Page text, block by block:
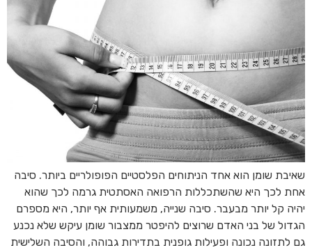
שאיבת שומן הוא אחד הניתוחים הפלסטיים הפופולריים ביותר. סיבה
אחת לכך היא שהשתכללות הרפואה האסתטית גרמה לכך שהוא
יהיה קל יותר מבעבר. סיבה שנייה, משמעותית אף יותר, היא מספרם
הגדול של בני האדם שרוצים להיפטר ממצבור שומן עיקש שלא נכנע
גם לתזונה נכונה ופעילות גופנית בתדירות גבוהה, והסיבה השלישית